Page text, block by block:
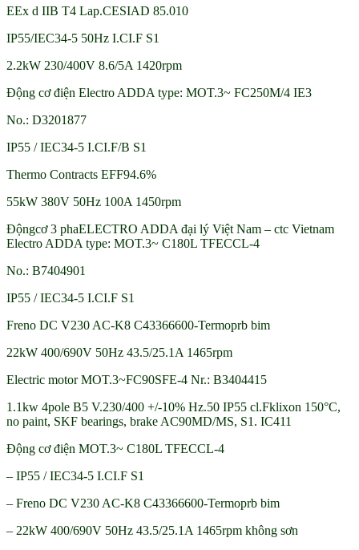
EEx d IIB T4 Lap.CESIAD 85.010
IP55/IEC34-5 50Hz I.CI.F S1
2.2kW 230/400V 8.6/5A 1420rpm
Động cơ điện Electro ADDA type: MOT.3~ FC250M/4 IE3
No.: D3201877
IP55 / IEC34-5 I.CI.F/B S1
Thermo Contracts EFF94.6%
55kW 380V 50Hz 100A 1450rpm
Độngcơ 3 phaELECTRO ADDA đại lý Việt Nam – ctc Vietnam
Electro ADDA type: MOT.3~ C180L TFECCL-4
No.: B7404901
IP55 / IEC34-5 I.CI.F S1
Freno DC V230 AC-K8 C43366600-Termoprb bim
22kW 400/690V 50Hz 43.5/25.1A 1465rpm
Electric motor MOT.3~FC90SFE-4 Nr.: B3404415
1.1kw 4pole B5 V.230/400 +/-10% Hz.50 IP55 cl.Fklixon 150°C,
no paint, SKF bearings, brake AC90MD/MS, S1. IC411
Động cơ điện MOT.3~ C180L TFECCL-4
– IP55 / IEC34-5 I.CI.F S1
– Freno DC V230 AC-K8 C43366600-Termoprb bim
– 22kW 400/690V 50Hz 43.5/25.1A 1465rpm không sơn